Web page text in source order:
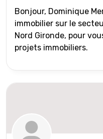
Bonjour, Dominique
immobilier sur le
Nord Gironde, pour
projets immobiliers.